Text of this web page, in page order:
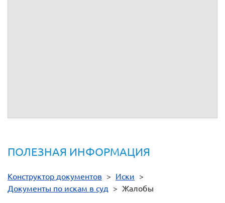
ПОЛЕЗНАЯ ИНФОРМАЦИЯ
Конструктор документов > Иски >
Документы по искам в суд > Жалобы